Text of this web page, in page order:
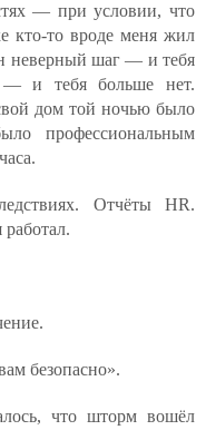
— при условии, что
кто-то вроде меня жил
неверный шаг — и тебя
— и тебя больше нет.
дом той ночью было
профессиональным
Отчёты HR.
безопасно».
что шторм вошёл